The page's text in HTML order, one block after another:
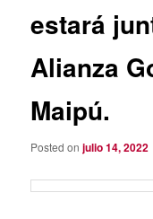
estará
Alianza
Maipú.
Posted onjulio 14, 2022